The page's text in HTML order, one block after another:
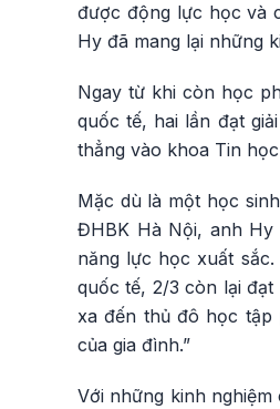
được động lực học và
Hy đã mang lại những
Ngay từ khi còn học
quốc tế, hai lần đạt
thẳng vào khoa Tin
Mặc dù là một học
ĐHBK Hà Nội, anh
năng lực học xuất
quốc tế, 2/3 còn lại
xa đến thủ đô học tập
của gia đình.”
Với những kinh